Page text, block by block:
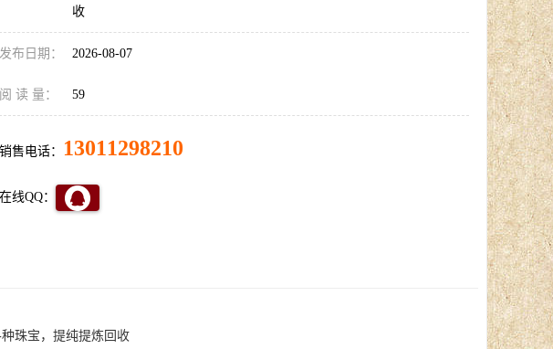
收
发布日期： 2026-08-07
阅 读 量： 59
销售电话： 13011298210
在线QQ：
珠宝，提纯提炼回收